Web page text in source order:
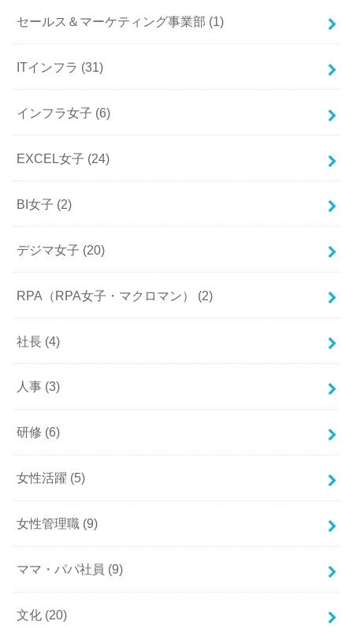
セールス＆マーケティング事業部 (1)
ITインフラ (31)
インフラ女子 (6)
EXCEL女子 (24)
BI女子 (2)
デジマ女子 (20)
RPA（RPA女子・マクロマン） (2)
社長 (4)
人事 (3)
研修 (6)
女性活躍 (5)
女性管理職 (9)
ママ・パパ社員 (9)
文化 (20)